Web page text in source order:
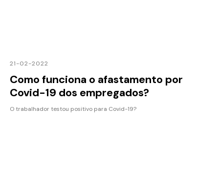
21-02-2022
Como funciona o afastamento por
Covid-19 dos empregados?
O trabalhador testou positivo para Covid-19?